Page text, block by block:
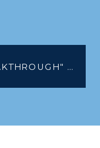
CAPÍTULO DE "BREAKTHROUGH" DE SUZANNE SOMERS